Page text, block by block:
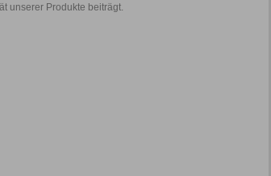
unserer Produkte beiträgt.